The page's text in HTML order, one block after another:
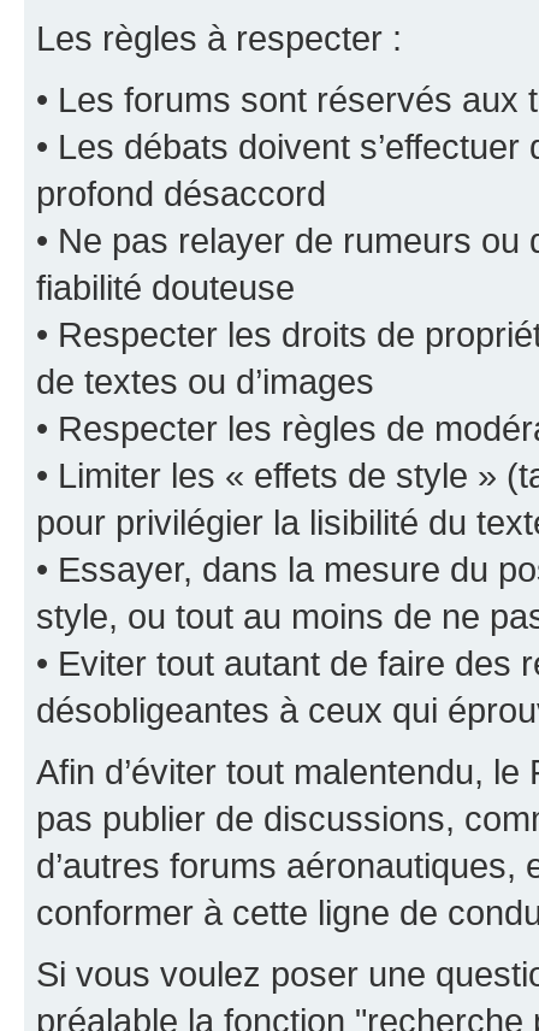
Les règles à respecter :
• Les forums sont réservés aux
• Les débats doivent
profond désaccord
• Ne pas relayer de rumeurs ou
fiabilité douteuse
• Respecter les droits de
de textes ou d’images
• Respecter les règles de
• Limiter les « effets de style »
pour privilégier la lisibilité du
• Essayer, dans la mesure du
style, ou tout au moins de ne
• Eviter tout autant de faire des
désobligeantes à ceux qui
Afin d’éviter tout malentendu,
pas publier de discussions,
d’autres forums
conformer à cette ligne de
Si vous voulez poser une
préalable la fonction